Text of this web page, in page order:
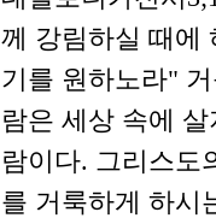
께 강림하실 때에
기를 원하노라"
람은 세상 속에
람이다. 그리스도
를 거룩하게 하시